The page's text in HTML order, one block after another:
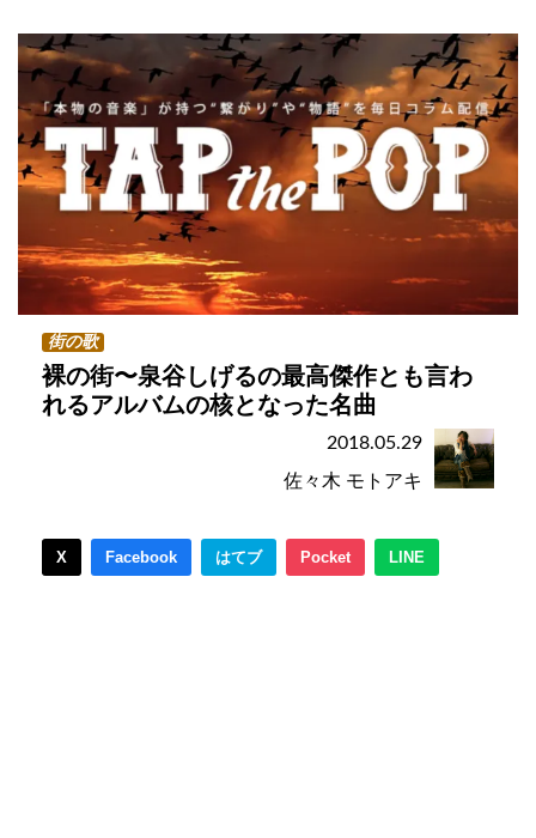
街の歌
裸の街〜泉谷しげるの最高傑作とも言わ
れるアルバムの核となった名曲
2018.05.29
佐々木 モトアキ
X Facebook はてブ Pocket LINE